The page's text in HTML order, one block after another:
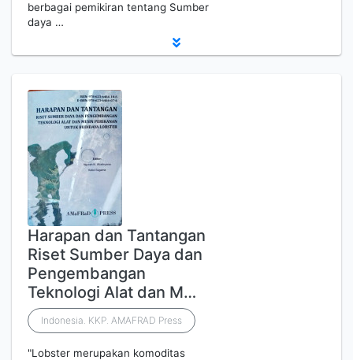
berbagai pemikiran tentang Sumber
daya …
Harapan dan Tantangan
Riset Sumber Daya dan
Pengembangan
Teknologi Alat dan M…
Indonesia. KKP. AMAFRAD Press
"Lobster merupakan komoditas